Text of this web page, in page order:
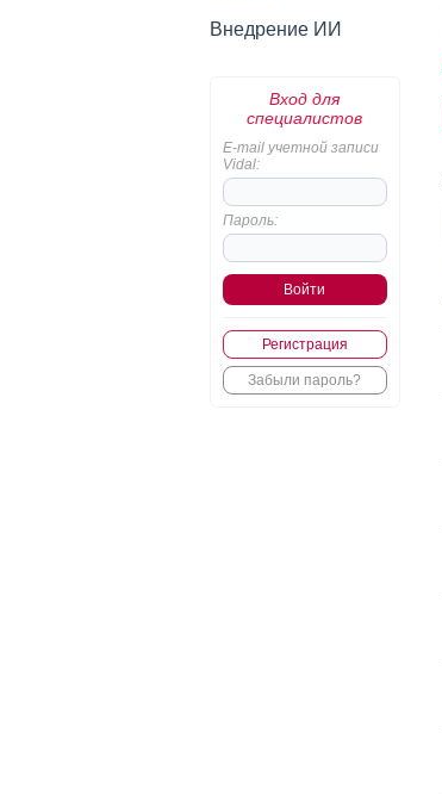
Внедрение ИИ
Вход для
специалистов
E-mail учетной записи
Vidal:
Пароль:
Регистрация
Забыли пароль?